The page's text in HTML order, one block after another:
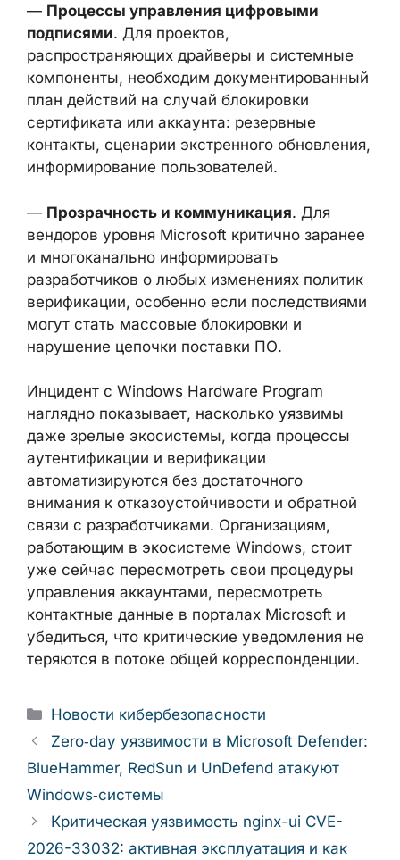
Настройка отдельных почтовых алиасов и
логирования системных уведомлений
снижает этот риск.
—Процессы управления цифровыми
подписями. Для проектов,
распространяющих драйверы и системные
компоненты, необходим
случай блокировки сертификата или
аккаунта: резервные контакты, сценарии
экстренного обновления, информирование
пользователей.
—Прозрачность и коммуникация . Для
вендоров уровня Microsoft критично
разработчиков о любых изменениях
политик верификации, особенно если
последствиями могут стать массовые
блокировки и нарушение цепочки поставки
ПО.
Инцидент с Windows Hardware Program
наглядно показывает, насколько уязвимы
даже зрелые экосистемы, когда процессы
аутентификации и верификации
автоматизируются без достаточного
внимания к отказоустойчивости и обратной
связи с разработчиками. Организациям,
уже сейчас пересмотреть свои процедуры
управления аккаунтами, пересмотреть
убедиться, что критические уведомления
не теряются в потоке общей
корреспонденции.